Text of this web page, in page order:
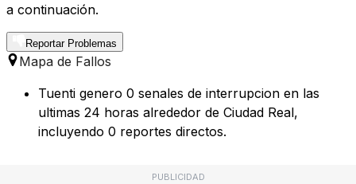
a continuación.
Reportar Problemas
Mapa de Fallos
Tuenti genero 0 senales de interrupcion en las
ultimas 24 horas alrededor de Ciudad Real,
incluyendo 0 reportes directos.
PUBLICIDAD